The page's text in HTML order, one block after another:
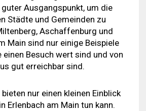
Ausgangspunkt, um die
Städte und Gemeinden zu
Aschaffenburg und
Main sind nur einige Beispiele
einen Besuch wert sind und von
gut erreichbar sind.
nur einen kleinen Einblick
Erlenbach am Main tun kann.